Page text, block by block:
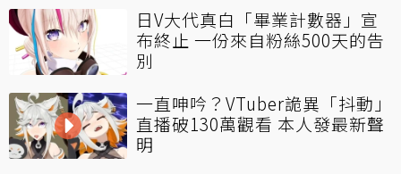
日V大代真白「畢業計數器」宣
布終止 一份來自粉絲500天的告
別
一直呻吟？VTuber詭異「抖動」
直播破130萬觀看 本人發最新聲
明